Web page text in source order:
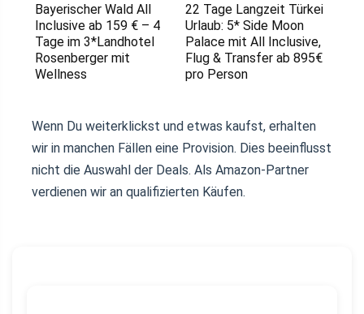
Bayerischer Wald All
Inclusive ab 159 € – 4
Tage im 3*Landhotel
Rosenberger mit
Wellness
22 Tage Langzeit Türkei
Urlaub: 5* Side Moon
Palace mit All Inclusive,
Flug & Transfer ab 895€
pro Person
Wenn Du weiterklickst und etwas kaufst, erhalten
wir in manchen Fällen eine Provision. Dies beeinflusst
nicht die Auswahl der Deals. Als Amazon-Partner
verdienen wir an qualifizierten Käufen.